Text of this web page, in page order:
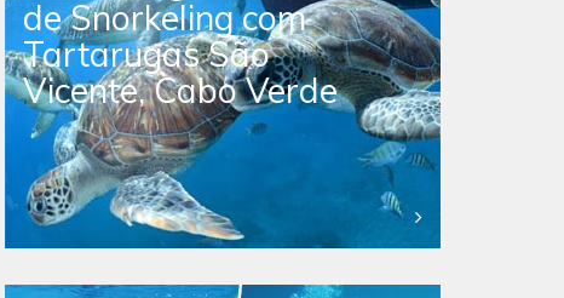
de Snorkeling com
Tartarugas São
Vicente, Cabo Verde